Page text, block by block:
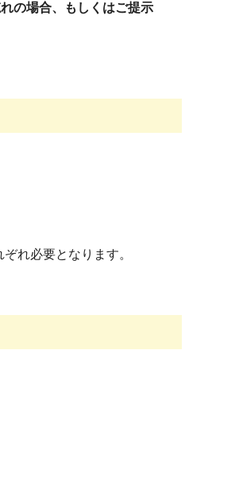
の場合、もしくはご提示
れ必要となります。